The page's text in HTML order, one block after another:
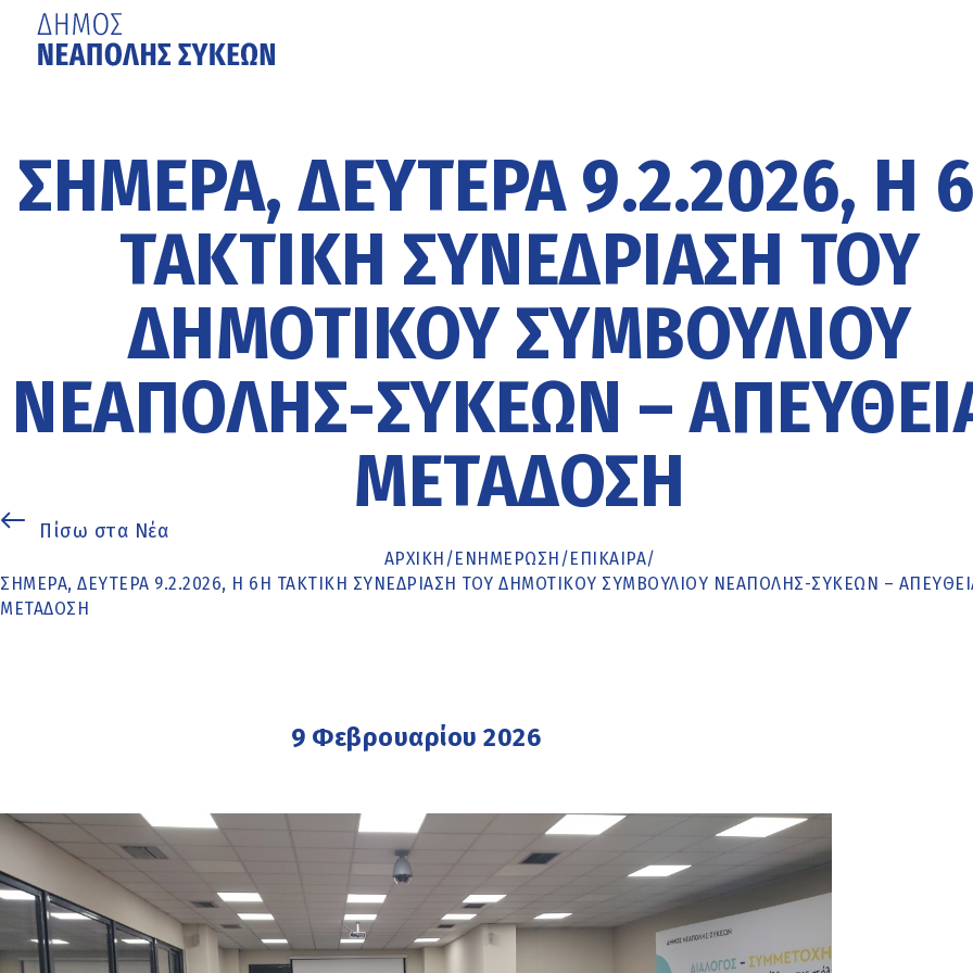
περιεχόμενο
ΣΗΜΕΡΑ, ΔΕΥΤΕΡΑ 9.2.2026, Η
ΤΑΚΤΙΚΗ ΣΥΝΕΔΡΙΑΣΗ ΤΟΥ
ΔΗΜΟΤΙΚΟΥ ΣΥΜΒΟΥΛΙΟΥ
ΝΕΑΠΟΛΗΣ-ΣΥΚΕΩΝ –
ΜΕΤΑΔΟΣΗ
Πίσω στα Νέα
ΑΡΧΙΚΉ /ΕΝΗΜΈΡΩΣΗ /ΕΠΙΚΑΙΡΑ/
ΣΗΜΕΡΑ, ΔΕΥΤΕΡΑ 9.2.2026, Η 6Η ΤΑΚΤΙΚΗ ΣΥΝΕΔΡΙΑΣΗ ΤΟΥ ΔΗΜΟΤΙΚΟΥ ΣΥΜΒΟΥΛΙΟΥ ΝΕΑΠΟΛΗΣ-ΣΥΚΕΩΝ –
ΜΕΤΑΔΟΣΗ
9 Φεβρουαρίου 2026